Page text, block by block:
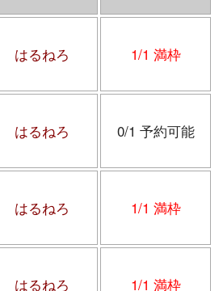
はるねろ 1/1 満枠
はるねろ 0/1 予約可能
はるねろ 1/1 満枠
はるねろ 1/1 満枠